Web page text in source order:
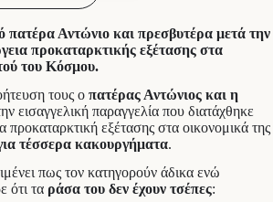
Αντώνιο και πρεσβυτέρα μετά την
προκαταρκτικής εξέτασης στα
του Κόσμου.
τους ο πατέρας Αντώνιος και η
εισαγγελική παραγγελία που διατάχθηκε
εξέτασης στα οικονομικά της
τέσσερα κακουργήματα.
πως τον κατηγορούν άδικα ενώ
ότι τα ράσα του δεν έχουν τσέπες: